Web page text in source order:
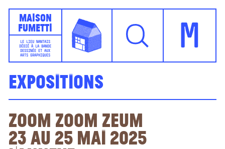
Maison
Fumetti
LE LIEU NANTAIS
DÉDIÉ À LA BANDE
DESSINÉE ET AUX
ARTS GRAPHIQUES
M
Expositions
Zoom Zoom Zeum
23 au 25 mai 2025